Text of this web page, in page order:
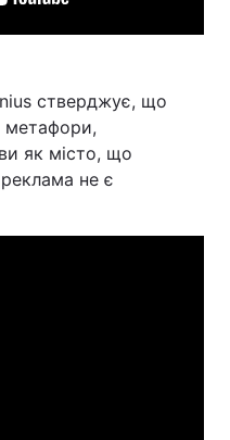
стверджує, що
метафори,
як місто, що
не є